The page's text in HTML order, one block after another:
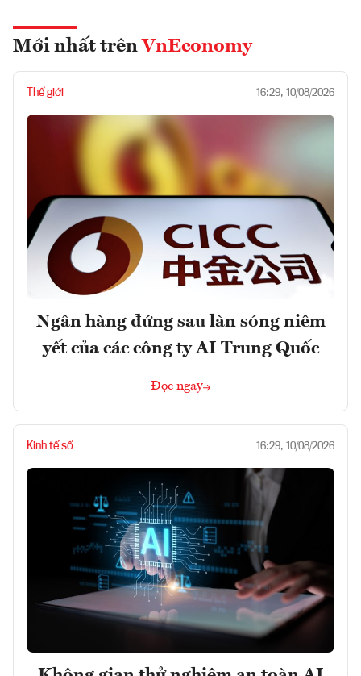
Mới nhất trên VnEconomy
Thế giới 16:29, 10/08/2026
Ngân hàng đứng sau làn sóng niêm
yết của các công ty AI Trung Quốc
Đọc ngay
Kinh tế số 16:29, 10/08/2026